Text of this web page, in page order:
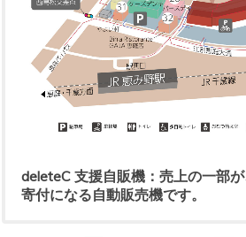
deleteC 支援自販機：売上の一部
寄付になる自動販売機です。